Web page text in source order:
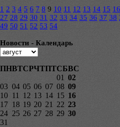
1 2 3 4 5 6 7 8 9 10 11 12 13 14 15 16
27 28 29 30 31 32 33 34 35 36 37 38
49 50 51 52 53 54
Новости - Календарь
ПНВТСРЧТПТСБВС
01 02
03 04 05 06 07 08 09
10 11 12 13 14 15 16
17 18 19 20 21 22 23
24 25 26 27 28 29 30
31